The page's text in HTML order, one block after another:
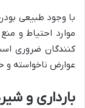
با وجود طبیعی
موارد احتیاط و
کنندگان ضروری
عوارض ناخواسته و
بارداری و